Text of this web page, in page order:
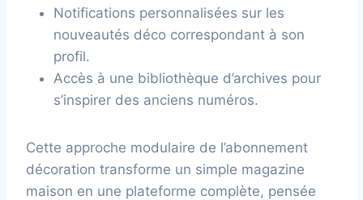
Notifications personnalisées sur les
nouveautés déco correspondant à son
profil.
Accès à une bibliothèque d’archives pour
s’inspirer des anciens numéros.
Cette approche modulaire de l’abonnement
décoration transforme un simple magazine
maison en une plateforme complète, pensée